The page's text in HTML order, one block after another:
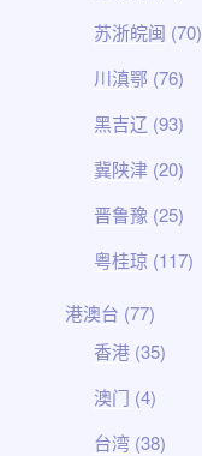
苏浙皖闽 (70)
川滇鄂 (76)
黑吉辽 (93)
冀陕津 (20)
晋鲁豫 (25)
粤桂琼 (117)
港澳台 (77)
香港 (35)
澳门 (4)
台湾 (38)